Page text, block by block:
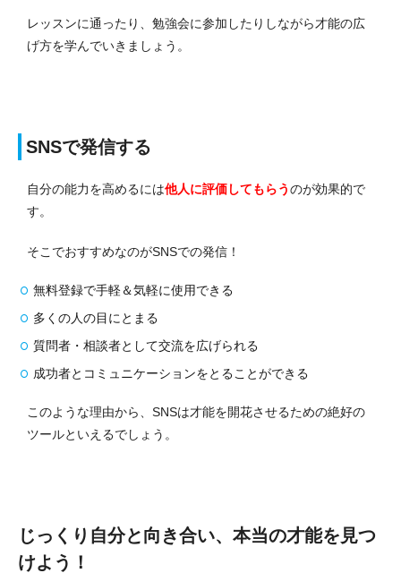
レッスンに通ったり、勉強会に参加したりしながら才能の広
げ方を学んでいきましょう。
SNSで発信する
自分の能力を高めるには他人に評価してもらうのが効果的で
す。
そこでおすすめなのがSNSでの発信！
無料登録で手軽＆気軽に使用できる
多くの人の目にとまる
質問者・相談者として交流を広げられる
成功者とコミュニケーションをとることができる
このような理由から、SNSは才能を開花させるための絶好の
ツールといえるでしょう。
じっくり自分と向き合い、本当の才能を見つ
けよう！